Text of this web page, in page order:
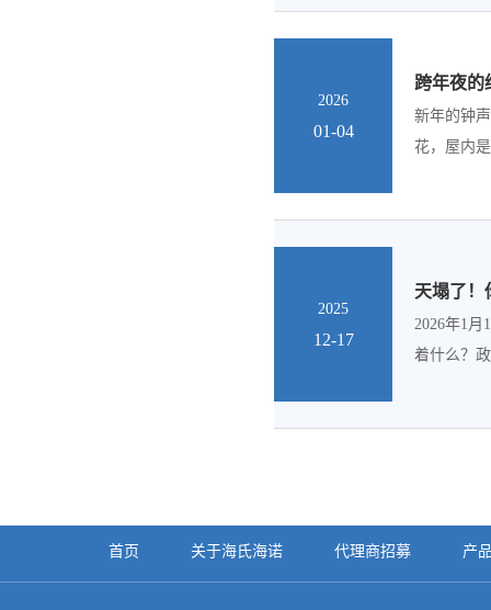
2026
01-04
跨年夜的
新年的钟
花，屋内
2025
12-17
天塌了！
2026年1
着什么？
首页 关于海氏海诺 代理商招募 产